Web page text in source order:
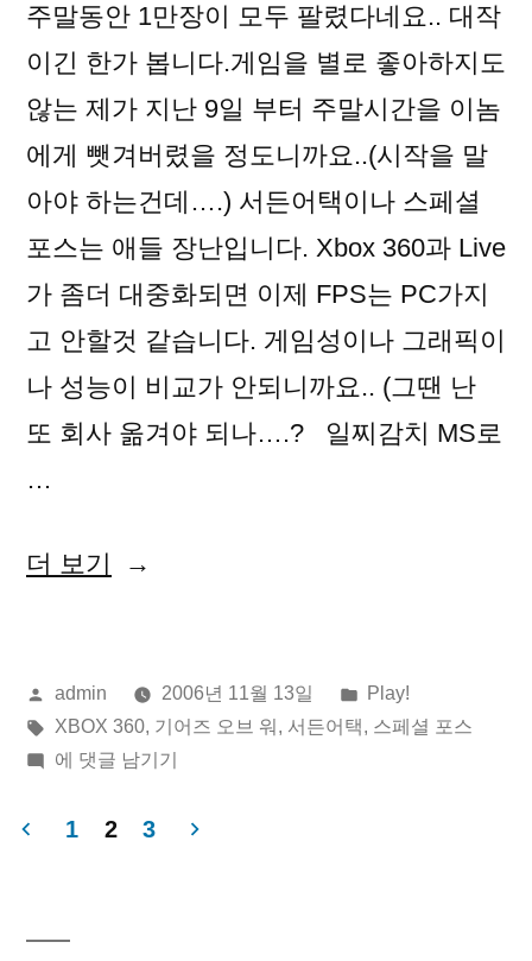
주말동안 1만장이 모두 팔렸다네요.. 대작
이긴 한가 봅니다.게임을 별로 좋아하지도
않는 제가 지난 9일 부터 주말시간을 이놈
에게 뺏겨버렸을 정도니까요..(시작을 말
아야 하는건데….) 서든어택이나 스페셜
포스는 애들 장난입니다. Xbox 360과 Live
가 좀더 대중화되면 이제 FPS는 PC가지
고 안할것 같습니다. 게임성이나 그래픽이
나 성능이 비교가 안되니까요.. (그땐 난
또 회사 옮겨야 되나….? 일찌감치 MS로
…
더 보기 “Gears
올
린
이:
admin 2006년 11월 13일
게
시
Play!
태
그:
XBOX 360, 기어즈 오브 워 , 서든어택, 스페셜 포스
Gears
War
에 댓글 남기기
페
1 2 3